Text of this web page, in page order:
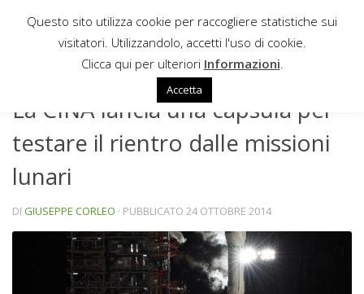
Sotto il contenuto
La CINA lancia una capsula per
testare il rientro dalle missioni
lunari
DI GIUSEPPE CORLEO · PUBBLICATO 24 OTTOBRE 2014
Questo sito utilizza cookie per raccogliere statistiche sui
visitatori. Utilizzandolo, accetti l'uso di cookie.
Clicca qui per ulteriori Informazioni
Accetta